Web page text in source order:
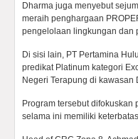
Dharma juga menyebut
meraih penghargaan
pengelolaan lingkungan dan
Di sisi lain, PT Pertamina
predikat Platinum kategori
Negeri Terapung di kawasan
Program tersebut
selama ini memiliki